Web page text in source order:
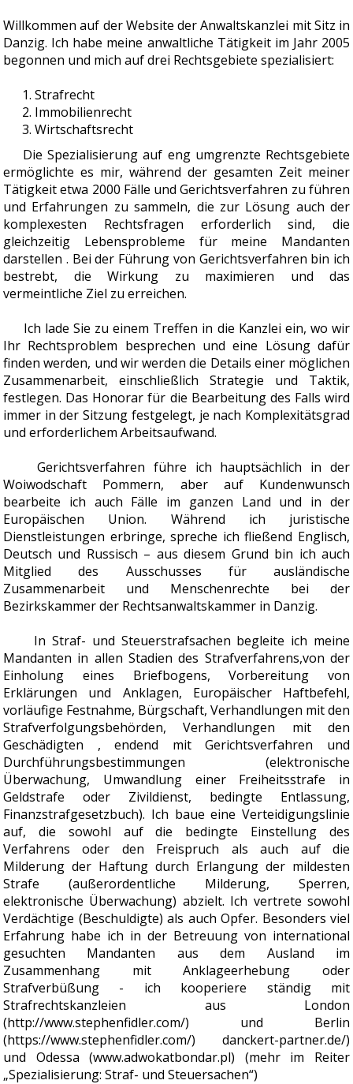
Willkommen auf der Website der Anwaltskanzlei mit Sitz in
Danzig. Ich habe meine anwaltliche Tätigkeit im Jahr 2005
begonnen und mich auf drei Rechtsgebiete spezialisiert:
Strafrecht
Immobilienrecht
Wirtschaftsrecht
Die Spezialisierung auf eng umgrenzte Rechtsgebiete
ermöglichte es mir, während der gesamten Zeit meiner
Tätigkeit etwa 2000 Fälle und Gerichtsverfahren zu führen
und Erfahrungen zu sammeln, die zur Lösung auch der
komplexesten Rechtsfragen erforderlich sind, die
gleichzeitig Lebensprobleme für meine Mandanten
darstellen . Bei der Führung von Gerichtsverfahren bin ich
bestrebt, die Wirkung zu maximieren und das
vermeintliche Ziel zu erreichen.
Ich lade Sie zu einem Treffen in die Kanzlei ein, wo wir
Ihr Rechtsproblem besprechen und eine Lösung dafür
finden werden, und wir werden die Details einer möglichen
Zusammenarbeit, einschließlich Strategie und Taktik,
festlegen. Das Honorar für die Bearbeitung des Falls wird
immer in der Sitzung festgelegt, je nach Komplexitätsgrad
und erforderlichem Arbeitsaufwand.
Gerichtsverfahren führe ich hauptsächlich in der
Woiwodschaft Pommern, aber auf Kundenwunsch
bearbeite ich auch Fälle im ganzen Land und in der
Europäischen Union. Während ich juristische
Dienstleistungen erbringe, spreche ich fließend Englisch,
Deutsch und Russisch – aus diesem Grund bin ich auch
Mitglied des Ausschusses für ausländische
Zusammenarbeit und Menschenrechte bei der
Bezirkskammer der Rechtsanwaltskammer in Danzig.
In Straf- und Steuerstrafsachen begleite ich meine
Mandanten in allen Stadien des Strafverfahrens,von der
Einholung eines Briefbogens, Vorbereitung von
Erklärungen und Anklagen, Europäischer Haftbefehl,
vorläufige Festnahme, Bürgschaft, Verhandlungen mit den
Strafverfolgungsbehörden, Verhandlungen mit den
Geschädigten , endend mit Gerichtsverfahren und
Durchführungsbestimmungen (elektronische
Überwachung, Umwandlung einer Freiheitsstrafe in
Geldstrafe oder Zivildienst, bedingte Entlassung,
Finanzstrafgesetzbuch). Ich baue eine Verteidigungslinie
auf, die sowohl auf die bedingte Einstellung des
Verfahrens oder den Freispruch als auch auf die
Milderung der Haftung durch Erlangung der mildesten
Strafe (außerordentliche Milderung, Sperren,
elektronische Überwachung) abzielt. Ich vertrete sowohl
Verdächtige (Beschuldigte) als auch Opfer. Besonders viel
Erfahrung habe ich in der Betreuung von international
gesuchten Mandanten aus dem Ausland im
Zusammenhang mit Anklageerhebung oder
Strafverbüßung - ich kooperiere ständig mit
Strafrechtskanzleien aus London
(http://www.stephenfidler.com/) und Berlin
(https://www.stephenfidler.com/) danckert-partner.de/)
und Odessa (www.adwokatbondar.pl) (mehr im Reiter
„Spezialisierung: Straf- und Steuersachen“)